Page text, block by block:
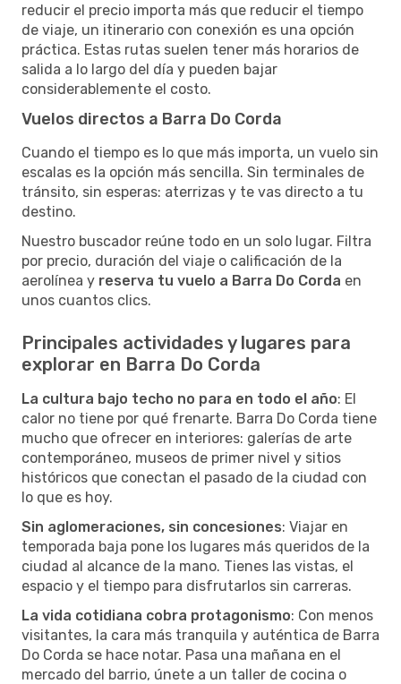
reducir el precio importa más que reducir el tiempo
de viaje, un itinerario con conexión es una opción
práctica. Estas rutas suelen tener más horarios de
salida a lo largo del día y pueden bajar
considerablemente el costo.
Vuelos directos a Barra Do Corda
Cuando el tiempo es lo que más importa, un vuelo sin
escalas es la opción más sencilla. Sin terminales de
tránsito, sin esperas: aterrizas y te vas directo a tu
destino.
Nuestro buscador reúne todo en un solo lugar. Filtra
por precio, duración del viaje o calificación de la
aerolínea y reserva tu vuelo a Barra Do Corda en
unos cuantos clics.
Principales actividades y lugares para
explorar en Barra Do Corda
La cultura bajo techo no para en todo el año: El
calor no tiene por qué frenarte. Barra Do Corda tiene
mucho que ofrecer en interiores: galerías de arte
contemporáneo, museos de primer nivel y sitios
históricos que conectan el pasado de la ciudad con
lo que es hoy.
Sin aglomeraciones, sin concesiones: Viajar en
temporada baja pone los lugares más queridos de la
ciudad al alcance de la mano. Tienes las vistas, el
espacio y el tiempo para disfrutarlos sin carreras.
La vida cotidiana cobra protagonismo: Con menos
visitantes, la cara más tranquila y auténtica de Barra
Do Corda se hace notar. Pasa una mañana en el
mercado del barrio, únete a un taller de cocina o